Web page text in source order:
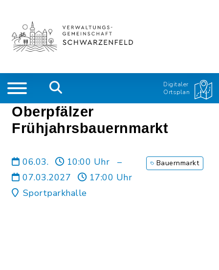
Digitaler
Ortsplan
Oberpfälzer
Frühjahrsbauernmarkt
06.03. 10:00 Uhr
–
07.03.2027
17:00 Uhr
Sportparkhalle
Bauernmarkt